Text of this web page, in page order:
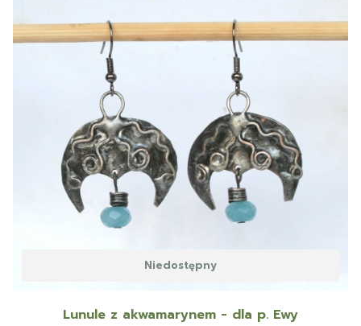
Niedostępny
Lunule z akwamarynem - dla p. Ewy